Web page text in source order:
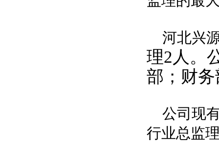
河北兴
理2人。
部；财
公司现
行业总监